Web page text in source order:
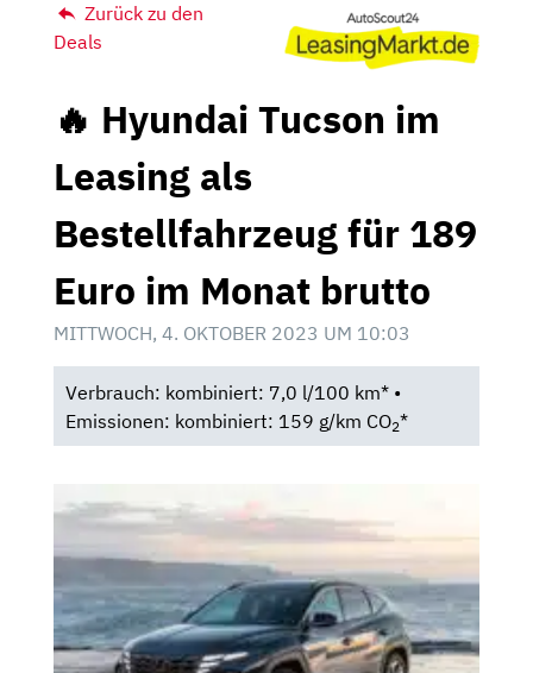
Zurück zu den
Deals
🔥 Hyundai Tucson im
Leasing als
Bestellfahrzeug für 189
Euro im Monat brutto
MITTWOCH, 4. OKTOBER 2023 UM 10:03
Verbrauch: kombiniert: 7,0 l/100 km* •
Emissionen: kombiniert: 159 g/km CO2*